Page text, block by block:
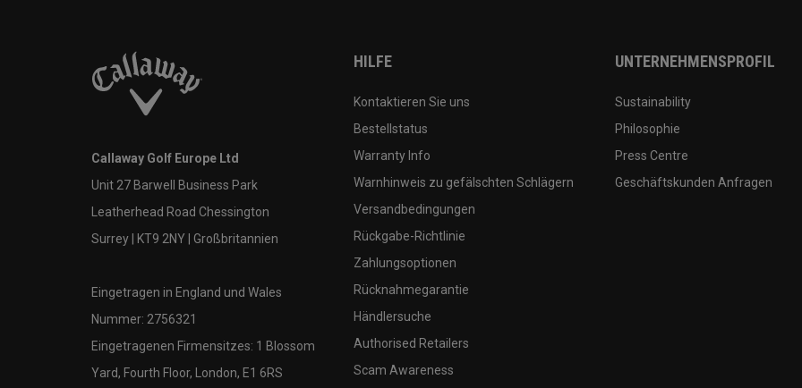
Callaway Golf Europe Ltd
Unit 27 Barwell Business Park
Leatherhead Road Chessington
Surrey | KT9 2NY | Großbritannien
Eingetragen in England und Wales
Nummer: 2756321
Eingetragenen Firmensitzes: 1 Blossom
Yard, Fourth Floor, London, E1 6RS
HILFE
Kontaktieren Sie uns
Bestellstatus
Warranty Info
Warnhinweis zu gefälschten Schlägern
Versandbedingungen
Rückgabe-Richtlinie
Zahlungsoptionen
Rücknahmegarantie
Händlersuche
Authorised Retailers
Scam Awareness
UNTERNEHMENSPROFIL
Sustainability
Philosophie
Press Centre
Geschäftskunden Anfragen